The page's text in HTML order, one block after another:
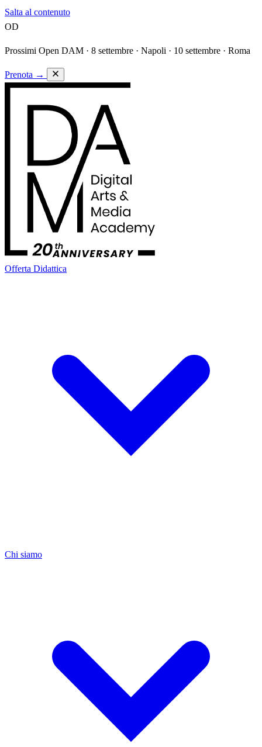
Salta al contenuto
OD
Prossimi Open DAM · 8 settembre · Napoli · 10 settembre · Roma
Prenota →
Offerta Didattica
Chi siamo